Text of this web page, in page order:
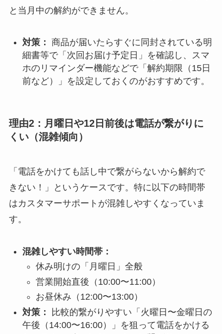
と当月中の解約ができません。
対策： 商品が届いたらすぐに同封されている明
細書等で「次回お届け予定日」を確認し、スマ
ホのリマインダー機能などで「解約期限（15日
前など）」を設定しておくのがおすすめです。
理由2：月曜日や12日前後は電話が繋がりに
くい（混雑傾向）
「電話をかけても話し中で繋がらないから解約で
きない！」というケースです。特に以下の時間帯
はカスタマーサポートが混雑しやすくなっていま
す。
混雑しやすい時間帯：
休み明けの「月曜日」全般
営業開始直後（10:00〜11:00）
お昼休み（12:00〜13:00）
対策：
比較的繋がりやすい「火曜日〜金曜日の
午後（14:00〜16:00）」を狙って電話をかける